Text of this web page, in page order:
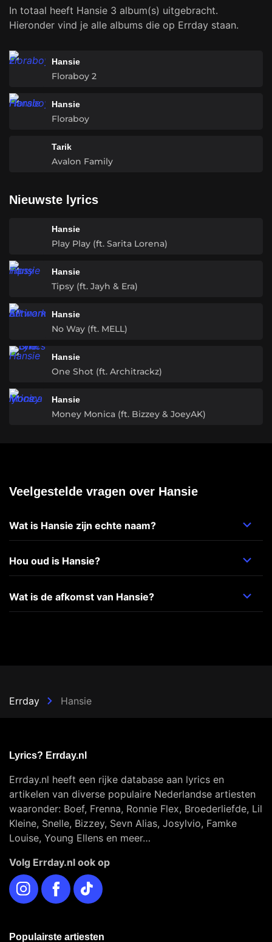
In totaal heeft Hansie 3 album(s) uitgebracht.
Hieronder vind je alle albums die op Errday staan.
Hansie
Floraboy 2
Hansie
Floraboy
Tarik
Avalon Family
Nieuwste lyrics
Hansie
Play Play (ft. Sarita Lorena)
Hansie
Tipsy (ft. Jayh & Era)
Hansie
No Way (ft. MELL)
Hansie
One Shot (ft. Architrackz)
Hansie
Money Monica (ft. Bizzey & JoeyAK)
Veelgestelde vragen over Hansie
Wat is Hansie zijn echte naam?
Hou oud is Hansie?
Wat is de afkomst van Hansie?
Errday Hansie
Lyrics? Errday.nl
Errday.nl heeft een rijke database aan lyrics en
artikelen van diverse populaire Nederlandse artiesten
waaronder: Boef, Frenna, Ronnie Flex, Broederliefde, Lil
Kleine, Snelle, Bizzey, Sevn Alias, Josylvio, Famke
Louise, Young Ellens en meer…
Volg Errday.nl ook op
InstagramFacebookTikTok
Populairste artiesten